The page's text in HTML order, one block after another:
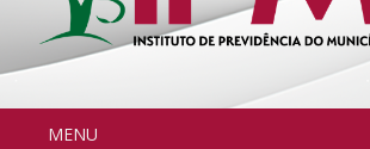
MENU